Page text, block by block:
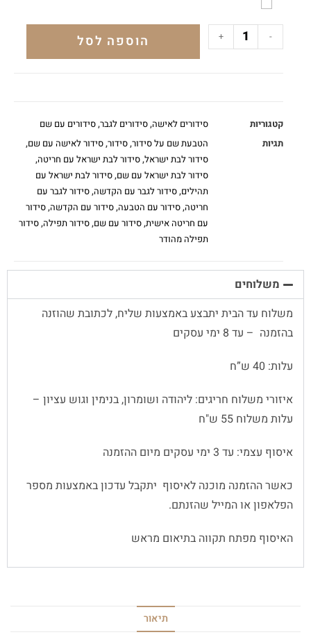
-
+ הוספה לסל
קטגוריות סידורים לאישה,סידורים לגבר,סידורים עם שם
תגיות
הטבעת שם על סידור,סידור,סידור לאישה עם שם,
סידור לבת ישראל,סידור לבת ישראל עם חריטה,
סידור לבת ישראל עם שם,סידור לבת ישראל עם
תהילים,סידור לגבר עם הקדשה,סידור לגבר עם
חריטה,סידור עם הטבעה,סידור עם הקדשה,סידור
עם חריטה אישית,סידור עם שם,סידור תפילה,סידור
תפילה מהודר
משלוחים
משלוח עד הבית יתבצע באמצעות שליח, לכתובת שהוזנה
בהזמנה – עד 8 ימי עסקים
עלות: 40 ש”ח
איזורי משלוח חריגים: ליהודה ושומרון, בנימין וגוש עציון –
עלות משלוח 55 ש"ח
איסוף עצמי: עד 3 ימי עסקים מיום ההזמנה
כאשר ההזמנה מוכנה לאיסוף יתקבל עדכון באמצעות מספר
הפלאפון או המייל שהזנתם.
האיסוף מפתח תקווה בתיאום מראש
תיאור